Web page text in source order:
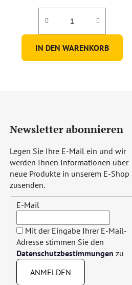
IN DEN WARENKORB
Newsletter abonnieren
Legen Sie Ihre E-Mail ein und wir
werden Ihnen Informationen über
neue Produkte in unserem E-Shop
zusenden.
E-Mail
Mit der Eingabe Ihrer E-Mail-
Adresse stimmen Sie den
Datenschutzbestimmungen zu
ANMELDEN